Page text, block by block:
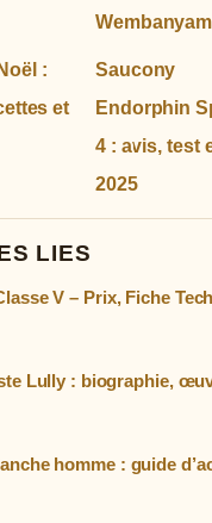
:
et
Saucony
Endorphin
4 : avis, test
2025
LIES
V – Prix, Fiche
Lully : biographie,
homme : guide